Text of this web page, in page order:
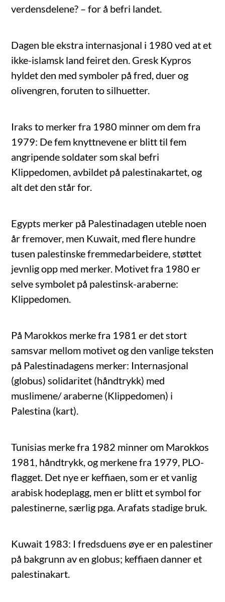
verdensdelene? – for å befri landet.
Dagen ble ekstra internasjonal i 1980 ved at et
ikke-islamsk land feiret den. Gresk Kypros
hyldet den med symboler på fred, duer og
olivengren, foruten to silhuetter.
Iraks to merker fra 1980 minner om dem fra
1979: De fem knyttnevene er blitt til fem
angripende soldater som skal befri
Klippedomen, avbildet på palestinakartet, og
alt det den står for.
Egypts merker på Palestinadagen uteble noen
år fremover, men Kuwait, med flere hundre
tusen palestinske fremmedarbeidere, støttet
jevnlig opp med merker. Motivet fra 1980 er
selve symbolet på palestinsk-araberne:
Klippedomen.
På Marokkos merke fra 1981 er det stort
samsvar mellom motivet og den vanlige teksten
på Palestinadagens merker: Internasjonal
(globus) solidaritet (håndtrykk) med
muslimene/ araberne (Klippedomen) i
Palestina (kart).
Tunisias merke fra 1982 minner om Marokkos
1981, håndtrykk, og merkene fra 1979, PLO-
flagget. Det nye er keffiaen, som er et vanlig
arabisk hodeplagg, men er blitt et symbol for
palestinerne, særlig pga. Arafats stadige bruk.
Kuwait 1983: I fredsduens øye er en palestiner
på bakgrunn av en globus; keffiaen danner et
palestinakart.